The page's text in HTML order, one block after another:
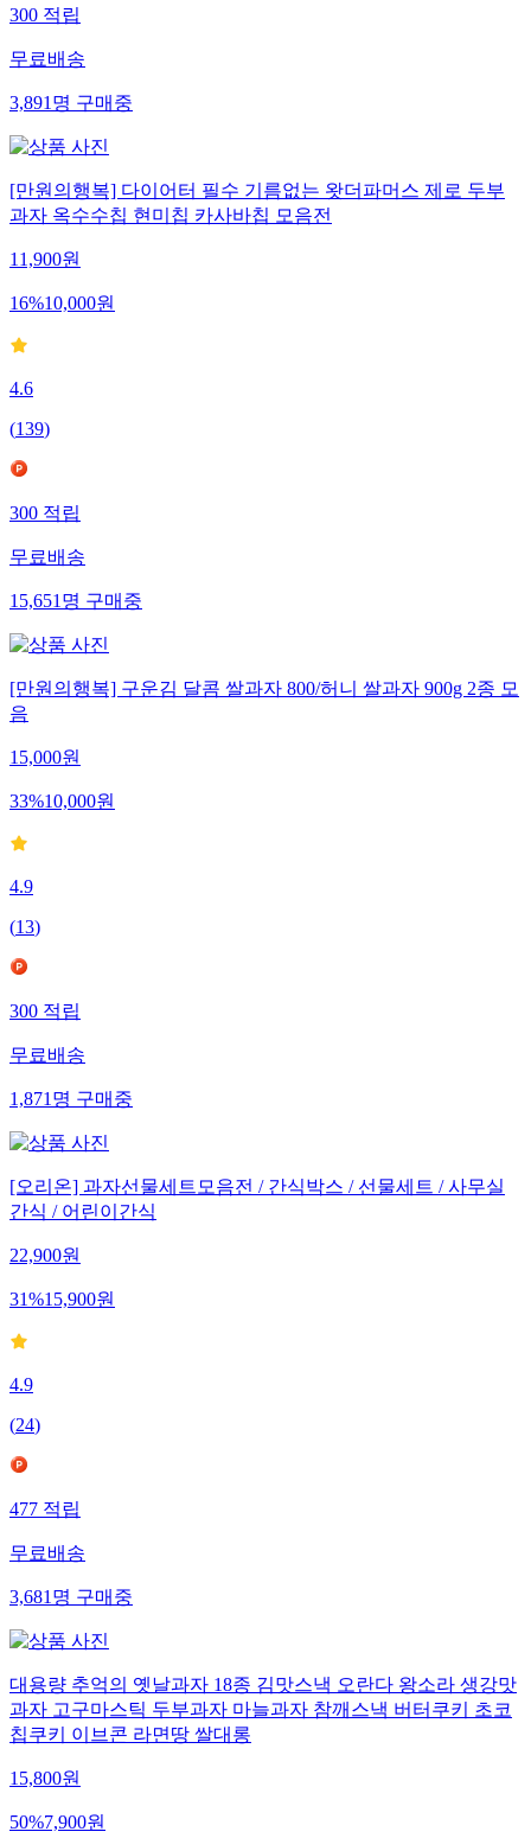
300적립
무료배송
3,891명구매중
[만원의행복] 다이어터 필수 기름없는 왓더파머스 제로 두부
과자 옥수수칩 현미칩 카사바칩 모음전
11,900원
16%10,000원
4.6
(139)
300적립
무료배송
15,651명구매중
[만원의행복] 구운김 달콤 쌀과자 800/허니 쌀과자 900g 2종 모
음
15,000원
33%10,000원
4.9
(13)
300적립
무료배송
1,871명구매중
[오리온] 과자선물세트모음전 / 간식박스 / 선물세트 / 사무실
간식 / 어린이간식
22,900원
31%15,900원
4.9
(24)
477적립
무료배송
3,681명구매중
대용량 추억의 옛날과자 18종 김맛스낵 오란다 왕소라 생강맛
과자 고구마스틱 두부과자 마늘과자 참깨스낵 버터쿠키 초코
칩쿠키 이브콘 라면땅 쌀대롱
15,800원
50%7,900원